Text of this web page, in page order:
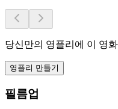
당신만의 영플리에 이 영
영플리 만들기
필름업